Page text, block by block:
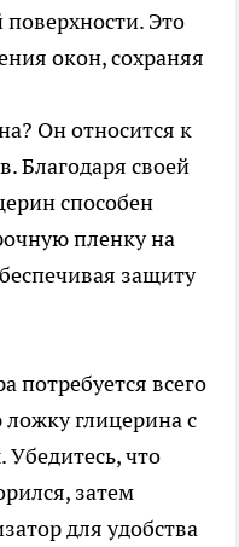
Это
окон, сохраняя
Он относится к
Благодаря своей
способен
пленку на
защиту
потребуется всего
глицерина с
что
затем
для удобства